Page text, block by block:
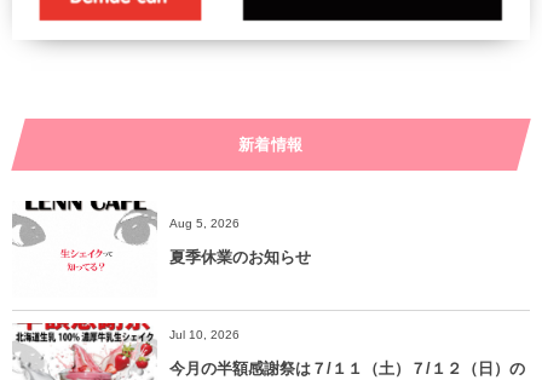
新着情報
Aug 5, 2026
夏季休業のお知らせ
Jul 10, 2026
今月の半額感謝祭は７/１１（土）７/１２（日）の